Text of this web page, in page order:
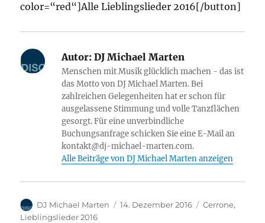
color=“red“]Alle Lieblingslieder 2016[/button]
Autor: DJ Michael Marten
Menschen mit Musik glücklich machen - das ist
das Motto von DJ Michael Marten. Bei
zahlreichen Gelegenheiten hat er schon für
ausgelassene Stimmung und volle Tanzflächen
gesorgt. Für eine unverbindliche
Buchungsanfrage schicken Sie eine E-Mail an
kontakt@dj-michael-marten.com.
Alle Beiträge von DJ Michael Marten anzeigen
Autor
DJ Michael Marten
Veröffentlicht
14. Dezember 2016 Kategorien
Cerrone,
Lieblingslieder 2016